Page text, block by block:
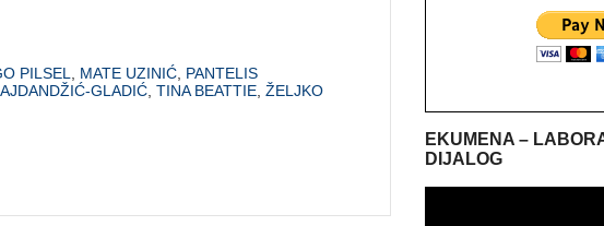
PILSEL MATE UZINIĆ PANTELIS
GLADIĆ TINA BEATTIE ŽELJKO
EKUMENA –
DIJALOG